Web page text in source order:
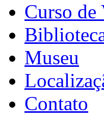
Curso de
Museu
Contato